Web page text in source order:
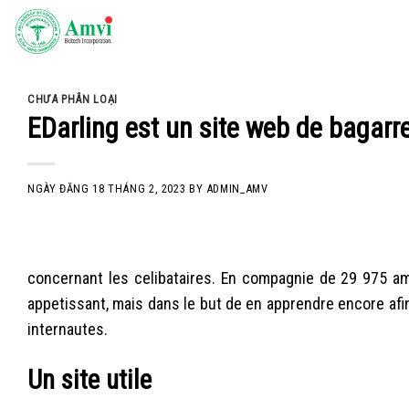
Skip
CHƯA PHÂN LOẠI
EDarling est un site web de
NGÀY ĐĂNG18 THÁNG 2, 2023 BY ADMIN_AMV
concernant les celibataires. En compagnie de 29 975
appetissant, mais dans le but de en apprendre encore
internautes.
Un site utile